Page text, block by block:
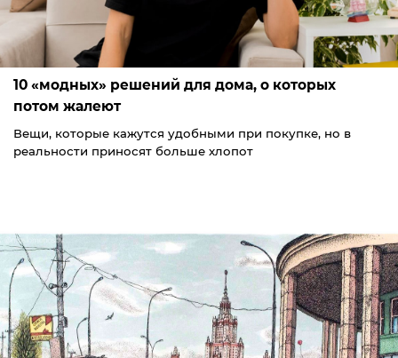
10 «модных» решений для дома, о которых
потом жалеют
Вещи, которые кажутся удобными при покупке, но в
реальности приносят больше хлопот